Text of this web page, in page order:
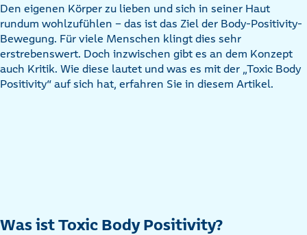
Den eigenen Körper zu lieben und sich in seiner Haut
rundum wohlzufühlen – das ist das Ziel der Body-Positivity-
Bewegung. Für viele Menschen klingt dies sehr
erstrebenswert. Doch inzwischen gibt es an dem Konzept
auch Kritik. Wie diese lautet und was es mit der „Toxic Body
Positivity“ auf sich hat, erfahren Sie in diesem Artikel.
Was ist Toxic Body Positivity?